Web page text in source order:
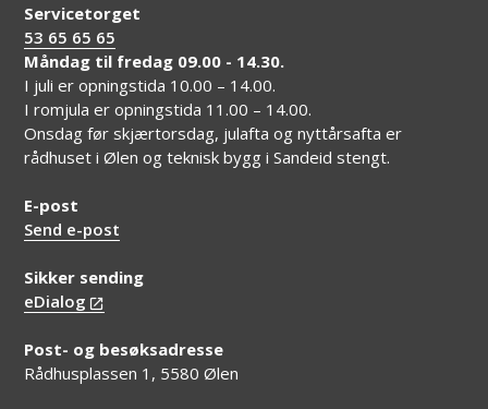
Servicetorget
53 65 65 65
Måndag til fredag 09.00 - 14.30.
I juli er opningstida 10.00 – 14.00.
I romjula er opningstida 11.00 – 14.00.
Onsdag før skjærtorsdag, julafta og nyttårsafta er
rådhuset i Ølen og teknisk bygg i Sandeid stengt.
E-post
Send e-post
Sikker sending
eDialog
Post- og besøksadresse
Rådhusplassen 1, 5580 Ølen